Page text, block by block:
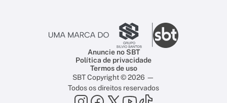
Anuncie no SBT
Política de privacidade
Termos de uso
SBT Copyright © 2026 —
Todos os direitos reservados